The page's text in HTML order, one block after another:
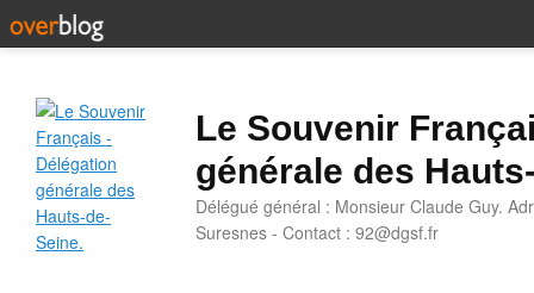
Le Souvenir
générale des
Délégué général : Monsieur Claude Guy.
Suresnes - Contact : 92@dgsf.fr